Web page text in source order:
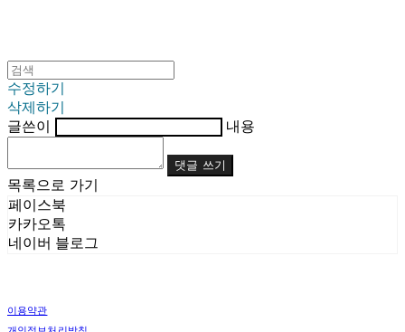
수정하기
삭제하기
글쓴이
내용
댓글 쓰기
목록으로 가기
페이스북
카카오톡
네이버 블로그
이용약관